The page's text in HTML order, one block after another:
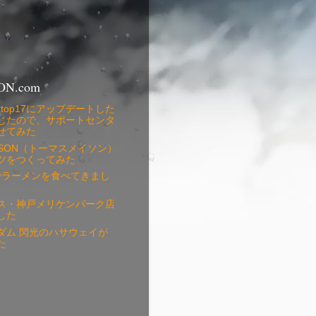
にアップデートした
たので、サポートセンタ
てみた
（トーマスメイソン）
をつくってみた
ーメンを食べてきまし
・神戸メリケンパーク店
た
ム 閃光のハサウェイが